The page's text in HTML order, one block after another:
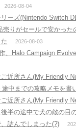
2026-08-04
ーズ(Nintendo Switch
売りがセールで安かった
2026-08-03
、Halo Campaign
近所さん(My Friendly
中までの攻略メモを書
近所さん(My Friendly
半の途中で犬の敵の目
詰んでしまった(?)